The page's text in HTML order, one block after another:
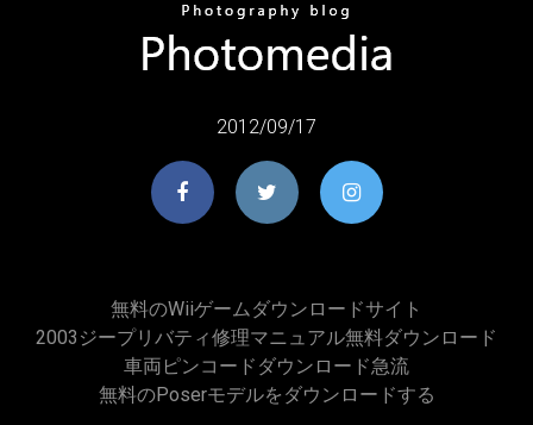
2012/09/17
無料のwiiゲームダウンロードサイト
2003ジープリバティ修理マニュアル無料ダウンロード
車両ピンコードダウンロード急流
無料のposerモデルをダウンロードする